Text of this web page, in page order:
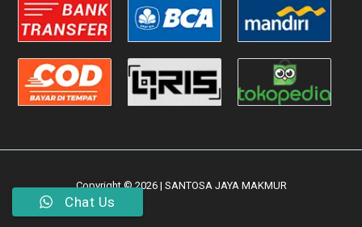
Copyright © 2026 | SANTOSA JAYA MAKMUR
Chat Us